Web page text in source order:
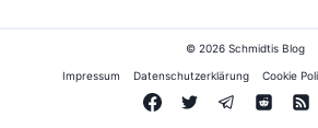
© 2026 Schmidtis Blog
Impressum Datenschutzerklärung Cookie